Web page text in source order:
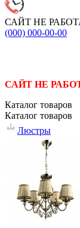
САЙТ НЕ
(000) 000-00-00
САЙТ НЕ
Каталог товаров
Каталог товаров
Люстры